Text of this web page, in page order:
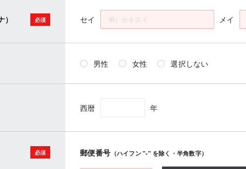
セイ メイ
男性 女性 選択しない
西暦 年
郵便番号 （ハイフン "-" を除く・半角数字）